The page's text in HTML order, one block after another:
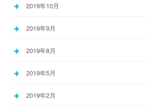
2019年10月
2019年9月
2019年8月
2019年5月
2019年2月